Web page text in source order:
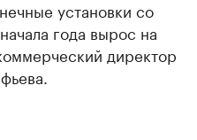
установки со
года вырос на
директор